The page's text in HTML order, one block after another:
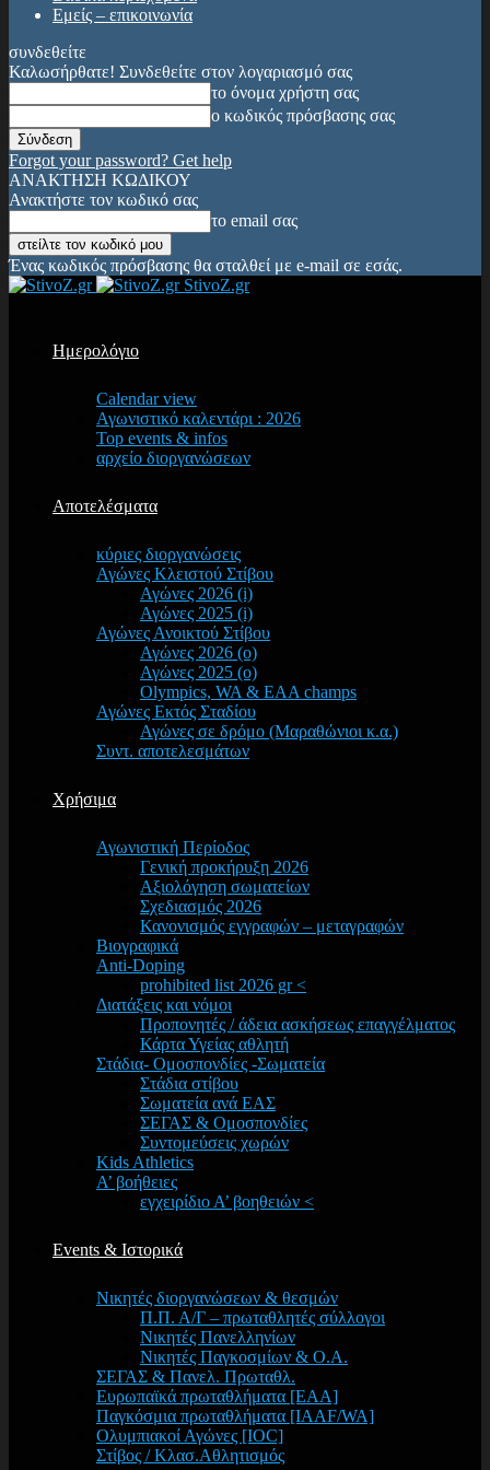
Εμείς – επικοινωνία
συνδεθείτε
Καλωσήρθατε! Συνδεθείτε στον λογαριασμό σας
το όνομα χρήστη σας
ο κωδικός πρόσβασης σας
Forgot your password? Get help
ΑΝΑΚΤΗΣΗ ΚΩΔΙΚΟΥ
Ανακτήστε τον κωδικό σας
το email σας
Ένας κωδικός πρόσβασης θα σταλθεί με e-mail σε εσάς.
StivoZ.gr
Ημερολόγιο
Calendar view
Αγωνιστικό καλεντάρι : 2026
Top events & infos
αρχείο διοργανώσεων
Αποτελέσματα
κύριες διοργανώσεις
Αγώνες Κλειστού Στίβου
Αγώνες 2026 (i)
Αγώνες 2025 (i)
Αγώνες Ανοικτού Στίβου
Αγώνες 2026 (o)
Αγώνες 2025 (o)
Olympics, WA & EAA champs
Αγώνες Εκτός Σταδίου
Αγώνες σε δρόμο (Μαραθώνιοι κ.α.)
Συντ. αποτελεσμάτων
Χρήσιμα
Αγωνιστική Περίοδος
Γενική προκήρυξη 2026
Αξιολόγηση σωματείων
Σχεδιασμός 2026
Κανονισμός εγγραφών – μεταγραφών
Βιογραφικά
Anti-Doping
prohibited list 2026 gr <
Διατάξεις και νόμοι
Προπονητές / άδεια ασκήσεως επαγγέλματος
Κάρτα Υγείας αθλητή
Στάδια- Ομοσπονδίες -Σωματεία
Στάδια στίβου
Σωματεία ανά ΕΑΣ
ΣΕΓΑΣ & Ομοσπονδίες
Συντομεύσεις χωρών
Kids Athletics
Α’ βοήθειες
εγχειρίδιο Α’ βοηθειών <
Events & Ιστορικά
Νικητές διοργανώσεων & θεσμών
Π.Π. Α/Γ – πρωταθλητές σύλλογοι
Νικητές Πανελληνίων
Νικητές Παγκοσμίων & Ο.Α.
ΣΕΓΑΣ & Πανελ. Πρωταθλ.
Ευρωπαϊκά πρωταθλήματα [EAA]
Παγκόσμια πρωταθλήματα [IAAF/WA]
Ολυμπιακοί Αγώνες [IOC]
Στίβος / Κλασ.Αθλητισμός